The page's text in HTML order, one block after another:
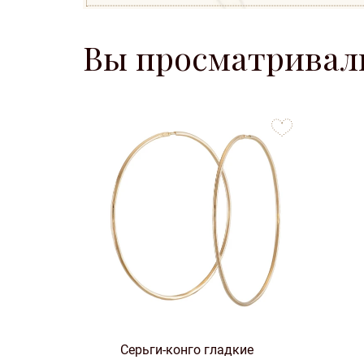
Вы
Серьги-конго гладкие
favorites